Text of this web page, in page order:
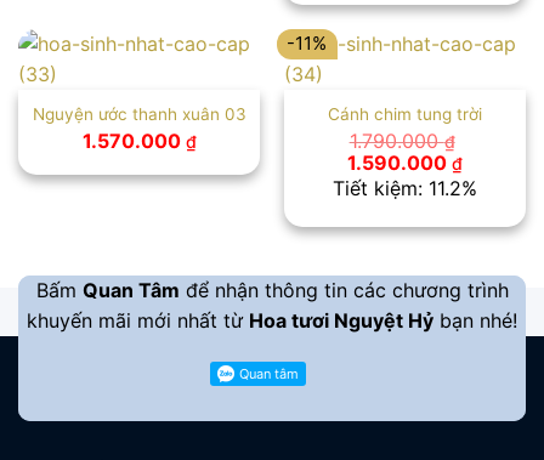
Nguyện ước thanh xuân 03
1.570.000 ₫
-11%
Cánh chim tung trời
1.790.000₫
Giá
gốc
là:
1.590.000 ₫Giá
hiện
tại
Tiết kiệm: 11.2%
Bấm Quan Tâm để nhận thông tin các chương trình
khuyến mãi mới nhất từ Hoa tươi Nguyệt Hỷ bạn nhé!